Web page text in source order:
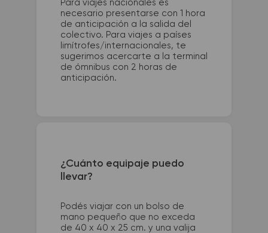
Para viajes nacionales es
necesario presentarse con 1 hora
de anticipación a la salida del
colectivo. Para viajes a países
limítrofes/internacionales, te
sugerimos acercarte a la terminal
de ómnibus con 2 horas de
anticipación.
¿Cuánto equipaje puedo
llevar?
Podés viajar con un bolso de
mano pequeño que no exceda
de 40 x 40 x 25 cm. y una valija